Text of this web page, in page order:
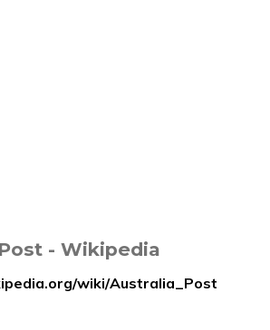
- Wikipedia
wiki/Australia_Post